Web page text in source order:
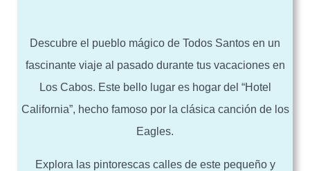
Descubre el pueblo mágico de Todos Santos en un
fascinante viaje al pasado durante tus vacaciones en
Los Cabos. Este bello lugar es hogar del “Hotel
California”, hecho famoso por la clásica canción de los
Eagles.
Explora las pintorescas calles de este pequeño y